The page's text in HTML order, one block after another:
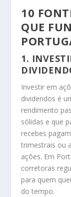
10
QUE
1.
Investir em
dividendos é
rendimento
sólidas e que
recebes
trimestrais ou
ações. Em
corretoras
para quem
do tempo.